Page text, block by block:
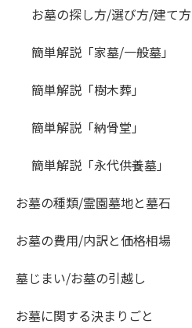
お墓の探し方/選び方/建て方
簡単解説「家墓/一般墓」
簡単解説「樹木葬」
簡単解説「納骨堂」
簡単解説「永代供養墓」
お墓の種類/霊園墓地と墓石
お墓の費用/内訳と価格相場
墓じまい/お墓の引越し
お墓に関する決まりごと